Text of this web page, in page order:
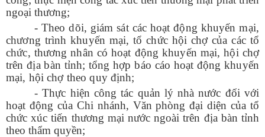
ngoại thương;
- Theo dõi, giám sát các hoạt động khuyến mại,
chương trình khuyến mại, tổ chức hội chợ của các tổ
chức, thương nhân có hoạt động khuyến mại, hội chợ
trên địa bàn tỉnh; tổng hợp báo cáo hoạt động khuyến
mại, hội chợ theo quy định;
- Thực hiện công tác quản lý nhà nước đối với
hoạt động của Chi nhánh, Văn phòng đại diện của tổ
chức xúc tiến thương mại nước ngoài trên địa bàn tỉnh
theo thẩm quyền;